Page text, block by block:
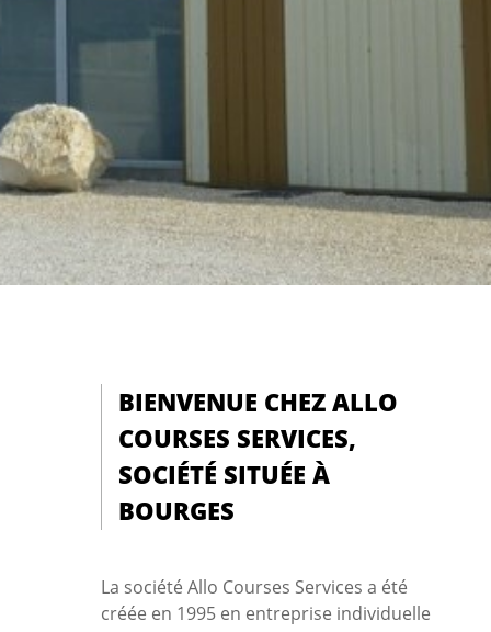
BIENVENUE CHEZ ALLO
COURSES SERVICES,
SOCIÉTÉ SITUÉE À
BOURGES
La société Allo Courses Services a été
créée en 1995 en entreprise individuelle